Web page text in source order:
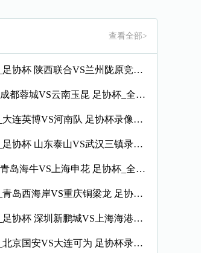
查看全部>
2026年07月22日_足协杯 陕西联合VS兰州陇原竞技录像_全场录像【全场回放】
2026年07月21日 成都蓉城VS云南玉昆 足协杯_全场录像【视频集锦】
2026年07月21日_大连英博VS河南队 足协杯录像_全场录像【高清回放】
2026年07月21日_足协杯 山东泰山VS武汉三镇录像_全场录像【视频集锦】
2026年07月21日 青岛海牛VS上海申花 足协杯_全场录像【视频集锦】
2026年07月21日_青岛西海岸VS重庆铜梁龙 足协杯录像_全场录像【视频集锦】
2026年07月21日_足协杯 深圳新鹏城VS上海海港录像_全场录像【高清回放】
2026年07月21日_北京国安VS大连可为 足协杯录像_高清录像【全场回放】